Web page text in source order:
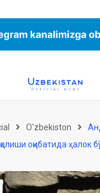
O'zbekiston
оқибатида ҳалок